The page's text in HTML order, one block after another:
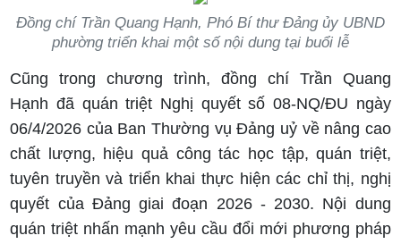
Đồng chí Trần Quang Hạnh, Phó Bí thư Đảng ủy UBND
phường triển khai một số nội dung tại buổi lễ
Cũng trong chương trình, đồng chí Trần Quang
Hạnh đã quán triệt Nghị quyết số 08-NQ/ĐU ngày
06/4/2026 của Ban Thường vụ Đảng uỷ về nâng cao
chất lượng, hiệu quả công tác học tập, quán triệt,
tuyên truyền và triển khai thực hiện các chỉ thị, nghị
quyết của Đảng giai đoạn 2026 - 2030. Nội dung
quán triệt nhấn mạnh yêu cầu đổi mới phương pháp